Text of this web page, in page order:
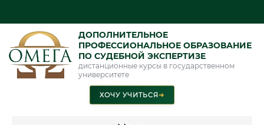
ДОПОЛНИТЕЛЬНОЕ
ПРОФЕССИОНАЛЬНОЕ ОБРАЗОВАНИЕ
ПО СУДЕБНОЙ ЭКСПЕРТИЗЕ
дистанционные курсы в государственном
университете
ХОЧУ УЧИТЬСЯ➜